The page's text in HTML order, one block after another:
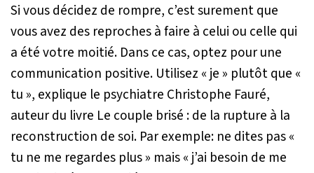
Si vous décidez de rompre, c’est surement que
vous avez des reproches à faire à celui ou celle qui
a été votre moitié. Dans ce cas, optez pour une
communication positive. Utilisez « je » plutôt que «
tu », explique le psychiatre Christophe Fauré,
auteur du livre Le couple brisé : de la rupture à la
reconstruction de soi. Par exemple: ne dites pas«
tu ne me regardes plus » mais« j’ai besoin de me